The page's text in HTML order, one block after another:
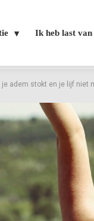
Ik heb last van
adem stokt en je lijf niet